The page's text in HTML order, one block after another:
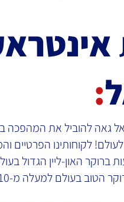
:
גאה להוביל את המהפכה
לקוחותינו הפרטיים